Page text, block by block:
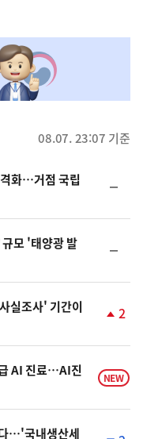
08.07. 23:07 기준
화…거점 국립
일
모 '태양광 발
일
실조사' 기간이
승
2
AI 진료…AI진
NEW
…'국내생산세